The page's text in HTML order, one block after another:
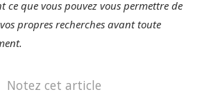
ce que vous pouvez vous permettre de
propres recherches avant toute
Notez cet article